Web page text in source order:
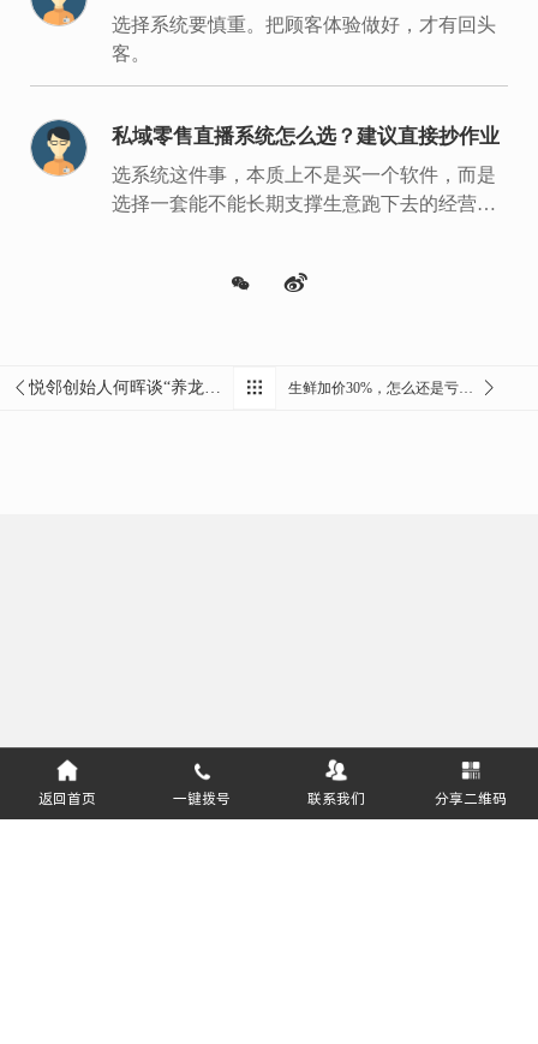
视
选择系统要慎重。把顾客体验做好，才有回头
客。
私域零售直播系统怎么选？建议直接抄作业
选系统这件事，本质上不是买一个软件，而是
选择一套能不能长期支撑生意跑下去的经营底
返回首页 一键拨号 联系我们 分享二维码